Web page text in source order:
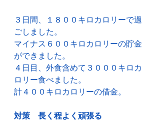
３日間、１８００キロカロリーで過
ごしました。
マイナス６００キロカロリーの貯金
ができました。
４日目、外食含めて３０００キロカ
ロリー食べました。
計４００キロカロリーの借金。
対策　長く程よく頑張る